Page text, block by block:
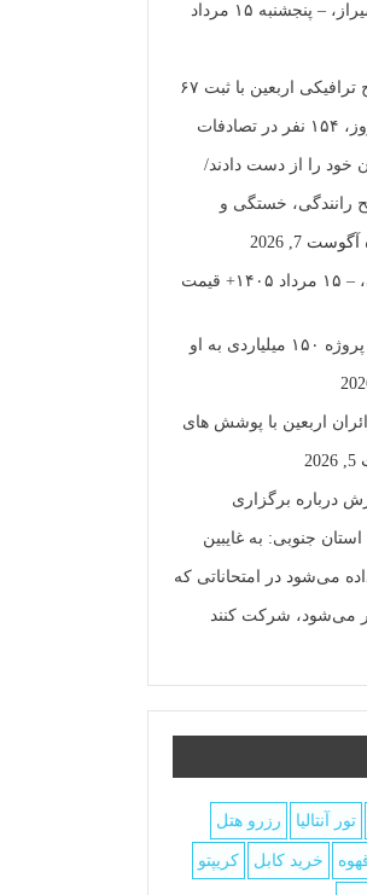
قیمت پرواز تهران – شیراز، – پنجشنبه ۱۵ مرداد
پلیس راهور: پایان طرح ترافیکی اربعین با ثبت ۶۷
میلیون تردد/ در طول ۲۰ روز، ۱۵۴ نفر در تصادفات
و ۲۴ نفر جان خود را از دست دادند/
رانندگی، خستگی و
آگوست 7, 2026
واشقانی خبر واگذاری پروژه ۱۵۰ میلیاردی به او
اربعین با پوشش های
درباره برگزاری
امتحانات نهایی معوق در ۴ استان جنوبی: به غایبین
می‌شود در امتحاناتی که
می‌شود، شرکت کنند
تور آنتالیا رزرو هتل
خرید کابل کریپتو